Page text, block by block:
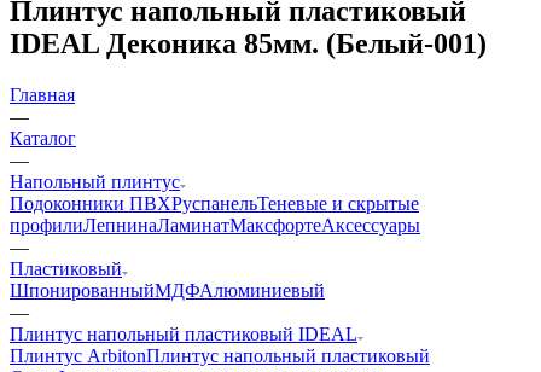
Плинтус напольный пластиковый
IDEAL Деконика 85мм. (Белый-001)
Главная
—
Каталог
—
Напольный плинтус
Подоконники ПВХРуспанельТеневые и скрытые
профилиЛепнинаЛаминатМаксфортеАксессуары
—
Пластиковый
ШпонированныйМДФАлюминиевый
—
Плинтус напольный пластиковый IDEAL
Плинтус ArbitonПлинтус напольный пластиковый